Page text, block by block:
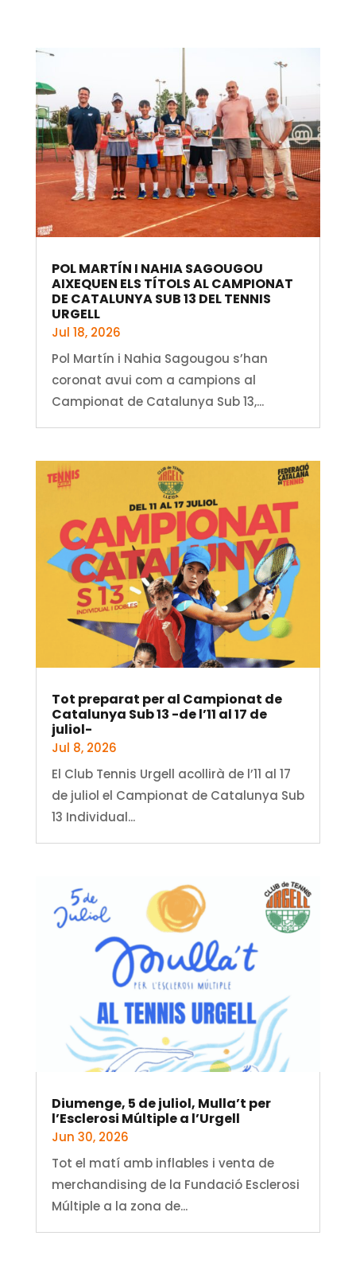
POL MARTÍN I NAHIA SAGOUGOU
AIXEQUEN ELS TÍTOLS AL CAMPIONAT
DE CATALUNYA SUB 13 DEL TENNIS
URGELL
Jul 18, 2026
Pol Martín i Nahia Sagougou s’han
coronat avui com a campions al
Campionat de Catalunya Sub 13,...
Tot preparat per al Campionat de
Catalunya Sub 13 -de l’11 al 17 de
juliol-
Jul 8, 2026
El Club Tennis Urgell acollirà de l’11 al 17
de juliol el Campionat de Catalunya Sub
13 Individual...
Diumenge, 5 de juliol, Mulla’t per
l’Esclerosi Múltiple a l’Urgell
Jun 30, 2026
Tot el matí amb inflables i venta de
merchandising de la Fundació Esclerosi
Múltiple a la zona de...